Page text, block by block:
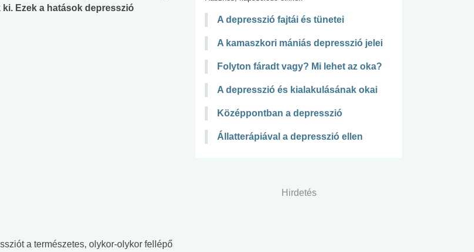
Ezek a hatások depresszió
a természetes, olykor-olykor fellépő
A depresszió fajtái és tünetei
A kamaszkori mániás depresszió jelei
Folyton fáradt vagy? Mi lehet az oka?
A depresszió és kialakulásának okai
Középpontban a depresszió
Állatterápiával a depresszió ellen
Hirdetés